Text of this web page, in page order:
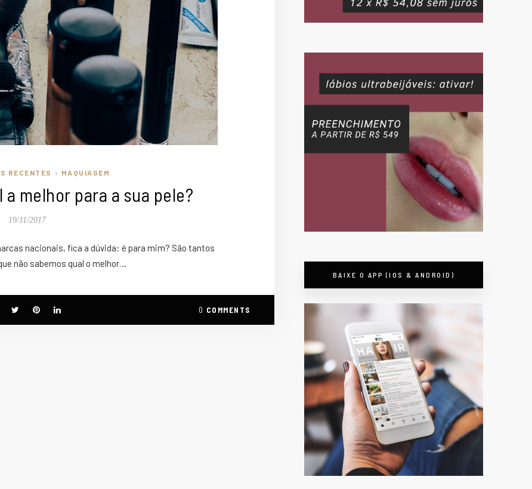
RECENTES • MAQUIAGEM
melhor para a sua pele?
19/11/2017
nacionais, fica a dúvida: é para mim? São tantos
não sabemos qual o melhor…
0 COMMENTS
BAIXE O APP (IOS & ANDROID)